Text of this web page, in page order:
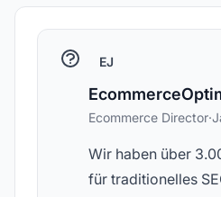
EJ
Ecommerce Director·
Wir haben über
für traditionelles